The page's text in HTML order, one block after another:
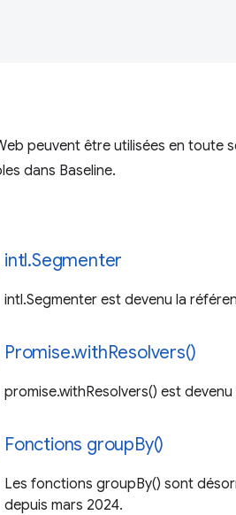
peuvent être utilisées en toute
dans Baseline.
intl.Segmenter
intl.Segmenter est devenu la
Promise.withResolvers()
promise.withResolvers() est
Fonctions groupBy()
Les fonctions groupBy() sont
depuis mars 2024.